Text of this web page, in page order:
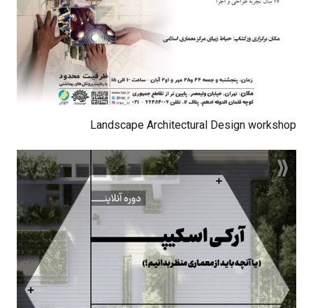
Landscape Architectural Design workshop